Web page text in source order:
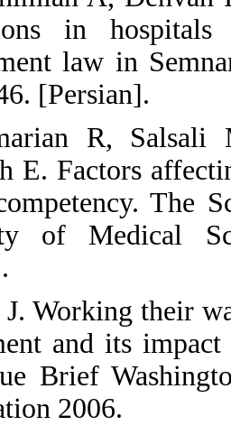
in
law
739-46.
Memarian R,
E.
of
King J.
and
Issue Brief
Education 2006.